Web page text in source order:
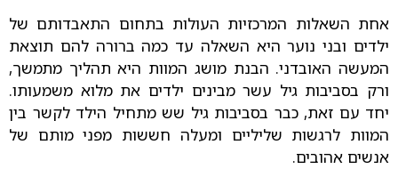
אחת השאלות המרכזיות העולות בתחום התאבדותם של
ילדים ובני נוער היא השאלה עד כמה ברורה להם תוצאת
המעשה האובדני. הבנת מושג המוות היא תהליך מתמשך,
ורק בסביבות גיל עשר מבינים ילדים את מלוא משמעותו.
יחד עם זאת, כבר בסביבות גיל שש מתחיל הילד לקשר בין
המוות לרגשות שליליים ומעלה חששות מפני מותם של
אנשים אהובים.